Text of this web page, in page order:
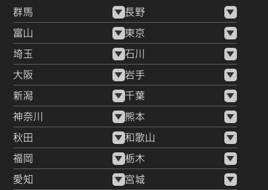
群馬 長野
富山 東京
埼玉 石川
大阪 岩手
新潟 千葉
神奈川 熊本
秋田 和歌山
福岡 栃木
愛知 宮城